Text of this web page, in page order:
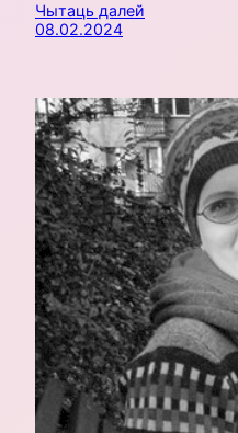
Чытаць далей
08.02.2024